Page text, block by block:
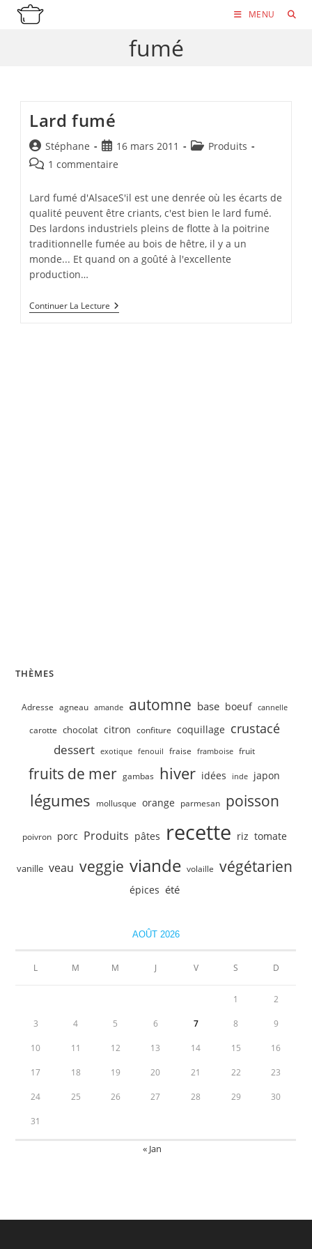
Skip
MENU
fumé
Lard fumé
Auteur/autrice
de
Stéphane
Publication
publiée :
16 mars 2011
PostProduits
Commentaires
la
publication :
1 commentaire
Lard fumé d'AlsaceS'il est une denrée où les écarts de
qualité peuvent être criants, c'est bien le lard fumé.
Des lardons industriels pleins de flotte à la poitrine
traditionnelle fumée au bois de hêtre, il y a un
monde... Et quand on a goûté à l'excellente
production…
Continuer La Lecture Lard
Fumé
THÈMES
Adresse agneau amande automne base boeuf cannelle
carotte chocolat citron confiture coquillage crustacé
dessert exotique fenouil fraise framboise fruit
fruits de mer gambas hiver idées inde japon
légumes mollusque orange parmesan poisson
poivron porc Produits pâtes recette riz tomate
vanille veau veggie viande volaille végétarien
épices été
AOÛT 2026
L M M J V S D
1 2
3 4 5 6 7 8 9
10 11 12 13 14 15 16
17 18 19 20 21 22 23
24 25 26 27 28 29 30
31
« Jan